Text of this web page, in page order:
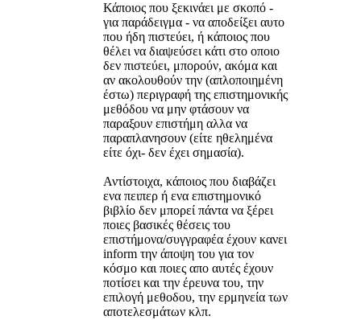
Κάποιος που ξεκινάει με σκοπό -
για παράδειγμα - να αποδείξει αυτο
που ήδη πιστεύει, ή κάποιος που
θέλει να διαψεύσει κάτι στο οποιο
δεν πιστεύει, μπορούν, ακόμα και
αν ακολουθούν την (απλοποιημένη
έστω) περιγραφή της επιστημονικής
μεθόδου να μην φτάσουν να
παραξουν επιστήμη αλλα να
παραπλανησουν (είτε ηθελημένα
είτε όχι- δεν έχει σημασία).
Αντίστοιχα, κάποιος που διαβάζει
ενα πειπερ ή ενα επιστημονικό
βιβλίο δεν μπορεί πάντα να ξέρει
ποιες βασικές θέσεις του
επιστήμονα/συγγραφέα έχουν κανει
inform την άποψη του για τον
κόσμο και ποιες απο αυτές έχουν
ποτίσει και την έρευνα του, την
επιλογή μεθοδου, την ερμηνεία των
αποτελεσμάτων κλπ.